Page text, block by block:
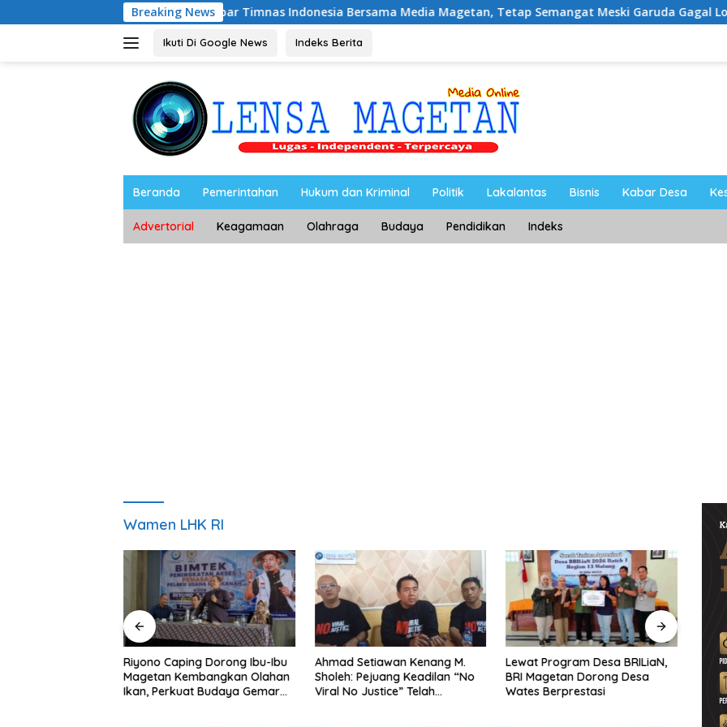
ke
Breaking News
Riyono Caping Nobar Timnas Indonesia Bersama Media Magetan, Tetap Semangat Meski Garuda Gagal Lolos
Ikuti Di Google News Indeks Berita
Beranda Pemerintahan Hukum dan Kriminal Politik Lakalantas Bisnis Kabar Desa
Advertorial Keagamaan Olahraga Budaya Pendidikan Indeks
Wamen LHK RI
Riyono Caping Dorong Ibu-Ibu
Magetan Kembangkan Olahan
Ikan, Perkuat Budaya Gemar
Ahmad Setiawan Kenang M.
Sholeh: Pejuang Keadilan “No
Viral No Justice” Telah
Lewat Program Desa BRILiaN,
BRI Magetan Dorong Desa
Wates Berprestasi